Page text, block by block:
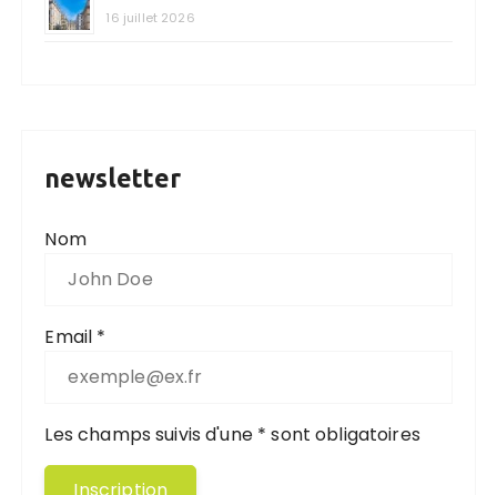
16 juillet 2026
newsletter
Nom
Email *
Les champs suivis d'une * sont obligatoires